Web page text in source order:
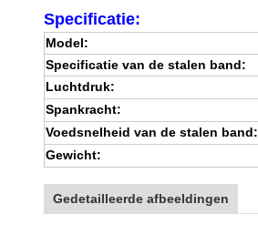
Specificatie:
Model:
Specificatie van de stalen band:
Luchtdruk:
Spankracht:
Voedsnelheid van de stalen band:
Gewicht:
Gedetailleerde afbeeldingen